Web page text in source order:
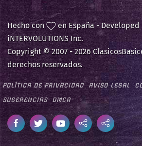
Hecho con
en España - Developed
iNTERVOLUTIONS Inc.
Copyright © 2007 -2026
derechos reservados.
POLÍTICA DE PRIVACIDAD AVISO LEGAL
SUGERENCIAS
DMCA